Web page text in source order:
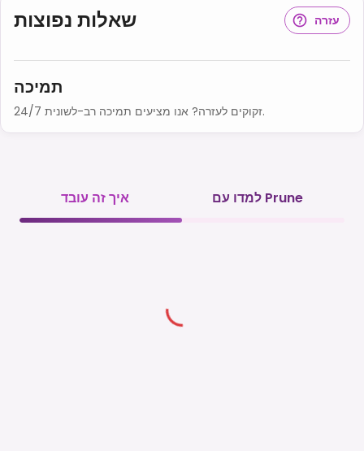
שאלות נפוצות עזרה
תמיכה
זקוקים לעזרה? אנו מציעים תמיכה רב-לשונית 24/7.
איך זה עובד למדו עם Prune